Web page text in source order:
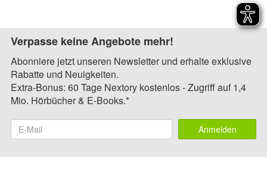
Verpasse keine Angebote mehr!
Abonniere jetzt unseren Newsletter und erhalte exklusive
Rabatte und Neuigkeiten.
Extra-Bonus: 60 Tage Nextory kostenlos - Zugriff auf 1,4
Mio. Hörbücher & E-Books.*
Anmelden